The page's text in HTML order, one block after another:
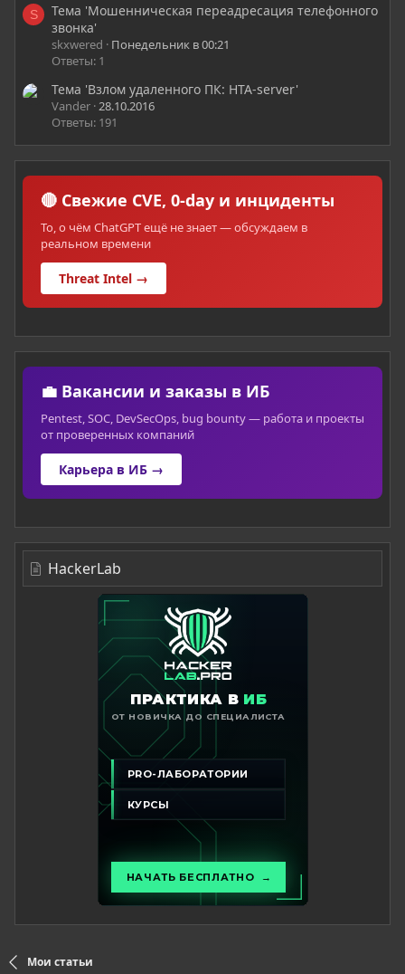
S
Тема 'Мошенническая переадресация телефонного
звонка'
skxwered
Понедельник в 00:21
Ответы: 1
Тема 'Взлом удаленного ПК: HTA-server'
Vander 28.10.2016
Ответы: 191
🔴 Свежие CVE, 0-day и инциденты
То, о чём ChatGPT ещё не знает — обсуждаем в
реальном времени
Threat Intel →
💼 Вакансии и заказы в ИБ
Pentest, SOC, DevSecOps, bug bounty — работа и проекты
от проверенных компаний
Карьера в ИБ →
HackerLab
Мои статьи